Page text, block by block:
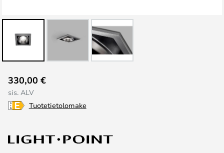
to
the
beginning
the
images
330,00 €
sis. ALV
Tuotetietolomake